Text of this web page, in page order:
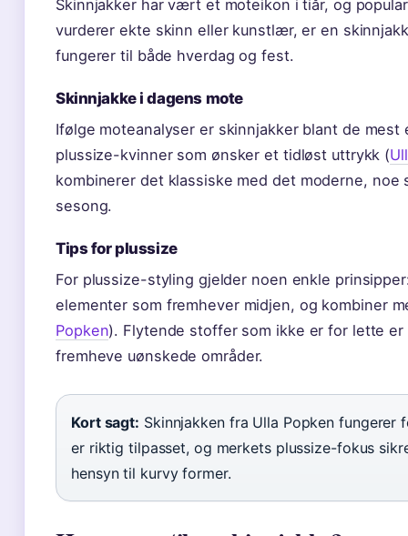
Skinnjakker har vært et moteikon i tiår, og
vurderer ekte skinn eller kunstlær, er en
fungerer til både hverdag og fest.
Skinnjakke i dagens mote
Ifølge moteanalyser er skinnjakker blant de
plussize-kvinner som ønsker et tidløst uttrykk (
kombinerer det klassiske med det moderne, noe
sesong.
Tips for plussize
For plussize-styling gjelder noen enkle
elementer som fremhever midjen, og kombiner
Popken). Flytende stoffer som ikke er for lette er
fremheve uønskede områder.
Kort sagt: Skinnjakken fra Ulla Popken fungerer
er riktig tilpasset, og merkets plussize-fokus
hensyn til kurvy former.